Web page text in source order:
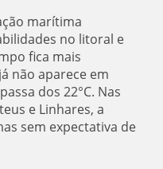
marítima
no litoral e
fica mais
não aparece em
dos 22°C. Nas
e Linhares, a
sem expectativa de